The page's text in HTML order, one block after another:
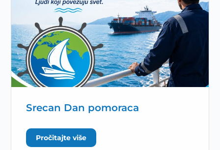
Srecan Dan pomoraca
Pročitajte više